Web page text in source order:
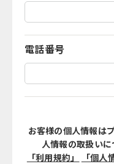
電話番号
お客様の個人情報は
人情報の取扱いに
「利用規約」
「個人